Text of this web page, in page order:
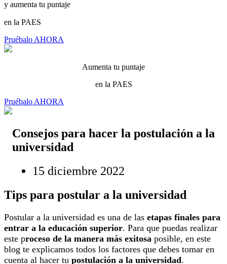
y aumenta tu puntaje
en la PAES
Pruébalo AHORA
Aumenta tu puntaje
en la PAES
Pruébalo AHORA
Consejos para hacer la postulación a la
universidad
15 diciembre 2022
Tips para postular a la universidad
Postular a la universidad es una de las etapas finales para
entrar a la educación superior. Para que puedas realizar
este proceso de la manera más exitosa posible, en este
blog te explicamos todos los factores que debes tomar en
cuenta al hacer tu postulación a la universidad.